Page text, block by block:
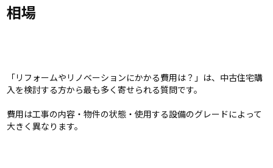
相場
「リフォームやリノベーションにかかる費用は？」は、中古住宅購
入を検討する方から最も多く寄せられる質問です。
費用は工事の内容・物件の状態・使用する設備のグレードによって
大きく異なります。